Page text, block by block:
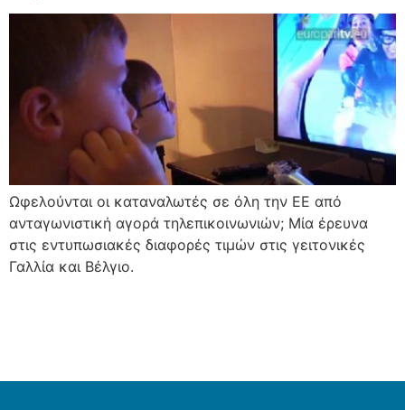
Ωφελούνται οι καταναλωτές σε όλη την ΕΕ από
ανταγωνιστική αγορά τηλεπικοινωνιών; Μία έρευνα
στις εντυπωσιακές διαφορές τιμών στις γειτονικές
Γαλλία και Βέλγιο.